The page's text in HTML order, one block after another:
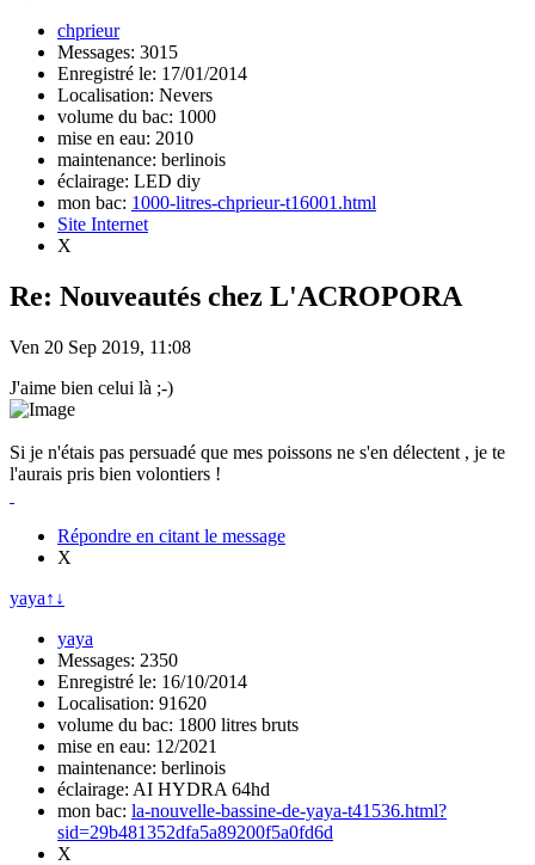
chprieur
Messages: 3015
Enregistré le: 17/01/2014
Localisation: Nevers
volume du bac: 1000
mise en eau: 2010
maintenance: berlinois
éclairage: LED diy
mon bac: 1000-litres-chprieur-t16001.html
Site Internet
X
Re: Nouveautés chez L'ACROPORA
Ven 20 Sep 2019, 11:08
J'aime bien celui là ;-)
Si je n'étais pas persuadé que mes poissons ne s'en délectent , je te
l'aurais pris bien volontiers !
Répondre en citant le message
X
yaya↑ ↓
yaya
Messages: 2350
Enregistré le: 16/10/2014
Localisation: 91620
volume du bac: 1800 litres bruts
mise en eau: 12/2021
maintenance: berlinois
éclairage: AI HYDRA 64hd
mon bac: la-nouvelle-bassine-de-yaya-t41536.html?
sid=29b481352dfa5a89200f5a0fd6d
X